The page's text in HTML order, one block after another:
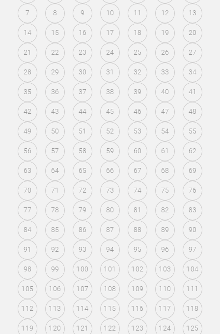
7 8 9 10 11 12 13
14 15 16 17 18 19 20
21 22 23 24 25 26 27
28 29 30 31 32 33 34
35 36 37 38 39 40 41
42 43 44 45 46 47 48
49 50 51 52 53 54 55
56 57 58 59 60 61 62
63 64 65 66 67 68 69
70 71 72 73 74 75 76
77 78 79 80 81 82 83
84 85 86 87 88 89 90
91 92 93 94 95 96 97
98 99 100 101 102 103 104
105 106 107 108 109 110 111
112 113 114 115 116 117 118
119 120 121 122 123 124 125